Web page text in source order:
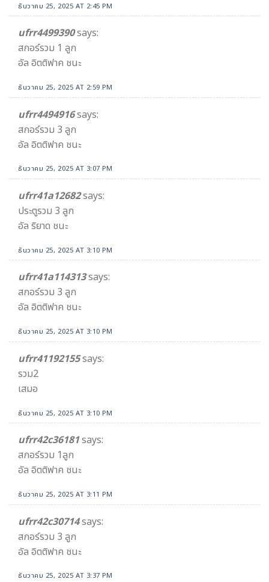
ธันวาคม 25, 2025 AT 2:45 PM
ufrr4499390says:
สกอร์รวม 1 ลูก
อัล อิตติฟาค ชนะ
ธันวาคม 25, 2025 AT 2:59 PM
ufrr4494916says:
สกอร์รวม 3 ลูก
อัล อิตติฟาค ชนะ
ธันวาคม 25, 2025 AT 3:07 PM
ufrr41a12682says:
ประตูรวม 3 ลูก
อัล ริยาด ชนะ
ธันวาคม 25, 2025 AT 3:10 PM
ufrr41a114313says:
สกอร์รวม 3 ลูก
อัล อิตติฟาค ชนะ
ธันวาคม 25, 2025 AT 3:10 PM
ufrr41192155says:
รวม2
เสมอ
ธันวาคม 25, 2025 AT 3:10 PM
ufrr42c36181says:
สกอร์รวม 1ลูก
อัล อิตติฟาค ชนะ
ธันวาคม 25, 2025 AT 3:11 PM
ufrr42c30714says:
สกอร์รวม 3 ลูก
อัล อิตติฟาค ชนะ
ธันวาคม 25, 2025 AT 3:37 PM